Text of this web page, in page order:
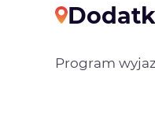
Program